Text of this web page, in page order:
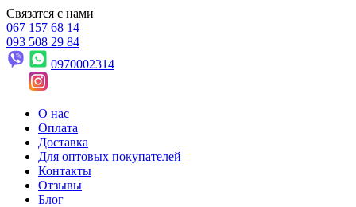
Связатся с нами
067 157 68 14
093 508 29 84
0970002314
О нас
Оплата
Доставка
Для оптовых покупателей
Контакты
Отзывы
Блог